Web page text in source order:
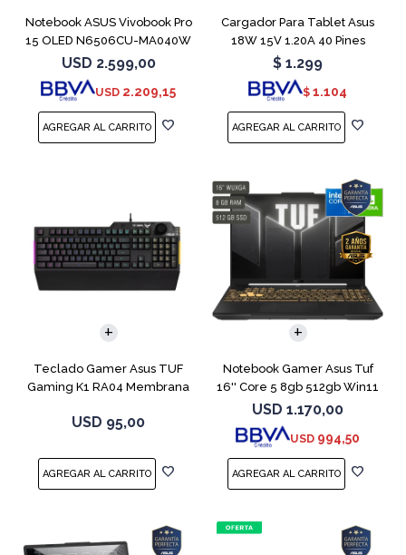
Notebook ASUS Vivobook Pro
15 OLED N6506CU-MA040W
RTX 4050
USD 2.599,00
USD 2.209,15
Cargador Para Tablet Asus
18W 15V 1.20A 40 Pines
$ 1.299
$ 1.104
Teclado Gamer Asus TUF
Gaming K1 RA04 Membrana
USD 95,00
Notebook Gamer Asus Tuf
16'' Core 5 8gb 512gb Win11
Rtx3050
USD 1.170,00
USD 994,50
COMPARAR